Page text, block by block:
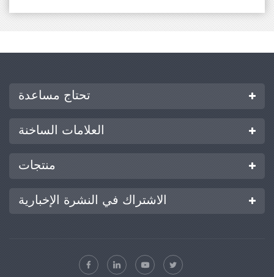
تحتاج مساعدة
العلامات الساخنة
منتجات
الاشتراك في النشرة الإخبارية